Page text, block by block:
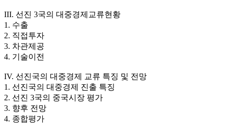
III. 선진 3국의 대중경제교류현황
1. 수출
2. 직접투자
3. 차관제공
4. 기술이전
IV. 선진국의 대중경제 교류 특징 및 전망
1. 선진국의 대중경제 진출 특징
2. 선진 3국의 중국시장 평가
3. 향후 전망
4. 종합평가